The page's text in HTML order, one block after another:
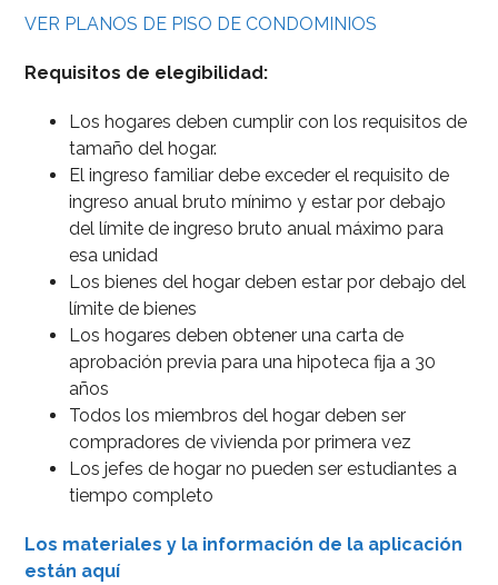
VER PLANOS DE PISO DE CONDOMINIOS
Requisitos de elegibilidad:
Los hogares deben cumplir con los requisitos de
tamaño del hogar.
El ingreso familiar debe exceder el requisito de
ingreso anual bruto mínimo y estar por debajo
del límite de ingreso bruto anual máximo para
esa unidad
Los bienes del hogar deben estar por debajo del
límite de bienes
Los hogares deben obtener una carta de
aprobación previa para una hipoteca fija a 30
años
Todos los miembros del hogar deben ser
compradores de vivienda por primera vez
Los jefes de hogar no pueden ser estudiantes a
tiempo completo
Los materiales y la información de la aplicación
están aquí